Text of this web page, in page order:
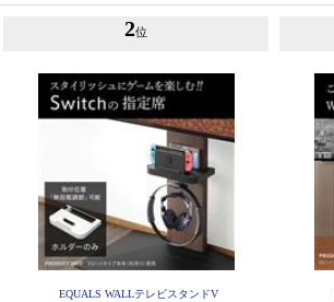
2位
EQUALS WALLテレビスタンドV